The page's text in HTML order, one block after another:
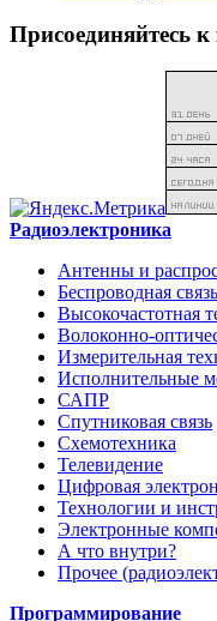
Присоединяйтесь
Радиоэлектроника
Антенны и
Беспроводная связь
Высокочастотная
Волоконно-
Измерительная
Исполнительные
САПР
Спутниковая связь
Схемотехника
Телевидение
Цифровая
Технологии и
Электронные
А что внутри?
Прочее
Программирование